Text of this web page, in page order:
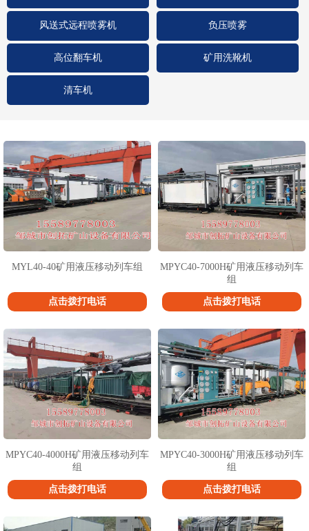
1
风送式远程喷雾机 负压喷雾
高位翻车机 矿用洗靴机
清车机
MYL40-40矿用液压移动列车组
点击拨打电话
MPYC40-7000H矿用液压移动列车
组
点击拨打电话
MPYC40-4000H矿用液压移动列车
组
点击拨打电话
MPYC40-3000H矿用液压移动列车
组
点击拨打电话